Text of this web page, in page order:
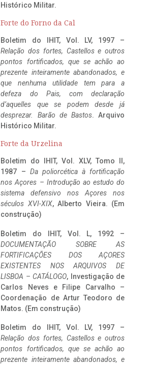
Histórico Militar.
Forte do Forno da Cal
Boletim do IHIT, Vol. LV, 1997 –
Relação dos fortes, Castellos e outros
pontos fortificados, que se achão ao
prezente inteiramente abandonados, e
que nenhuma utilidade tem para a
defeza do Pais, com declaração
d’aquelles que se podem desde já
desprezar. Barão de Bastos. Arquivo
Histórico Militar.
Forte da Urzelina
Boletim do IHIT, Vol. XLV, Tomo II,
1987 – Da poliorcética à fortificação
nos Açores – Introdução ao estudo do
sistema defensivo nos Açores nos
séculos XVI-XIX, Alberto Vieira. (Em
construção)
Boletim do IHIT, Vol. L, 1992 –
DOCUMENTAÇÃO SOBRE AS
FORTIFICAÇÕES DOS AÇORES
EXISTENTES NOS ARQUIVOS DE
LISBOA – CATÁLOGO, Investigação de
Carlos Neves e Filipe Carvalho –
Coordenação de Artur Teodoro de
Matos. (Em construção)
Boletim do IHIT, Vol. LV, 1997 –
Relação dos fortes, Castellos e outros
pontos fortificados, que se achão ao
prezente inteiramente abandonados, e